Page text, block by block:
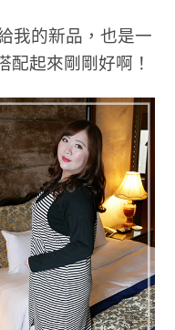
我的新品，也是一
配起來剛剛好啊！